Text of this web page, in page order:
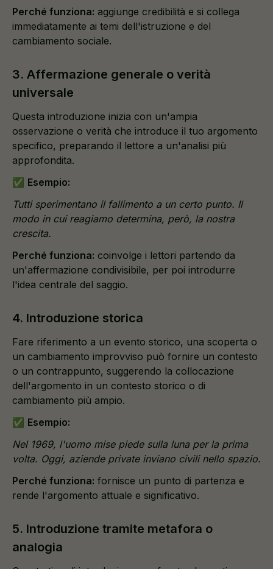
Perché funziona: aggiunge credibilità e si collega
immediatamente ai temi dell'istruzione e del
cambiamento sociale.
3. Affermazione generale o verità
universale
Questa introduzione inizia con un'ampia
osservazione o verità che introduce il tuo argomento
specifico, preparando il lettore a un'analisi più
approfondita.
✅ Esempio:
Tutti sperimentano il fallimento a un certo punto. Il
modo in cui reagiamo determina, però, la nostra
crescita.
Perché funziona: coinvolge i lettori partendo da
un'affermazione condivisibile, per poi introdurre
l'idea centrale del saggio.
4. Introduzione storica
Fare riferimento a un evento storico, una scoperta o
un cambiamento improvviso può fornire un contesto
o un contrappunto, suggerendo la collocazione
dell'argomento in un contesto storico o di
cambiamento più ampio.
✅ Esempio:
Nel 1969, l'uomo mise piede sulla luna per la prima
volta. Oggi, aziende private inviano civili nello spazio.
Perché funziona: fornisce un punto di partenza e
rende l'argomento attuale e significativo.
5. Introduzione tramite metafora o
analogia